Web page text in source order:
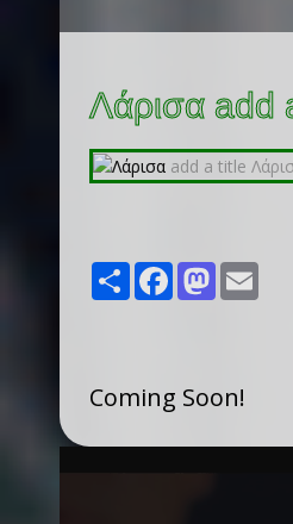
Λάρισα add
Share FacebookMastodon
Coming Soon!